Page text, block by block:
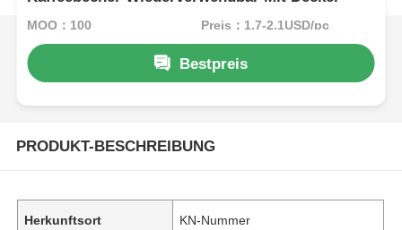
MOQ：100 Preis：1.7-2.1USD/pc
Bestpreis
PRODUKT-BESCHREIBUNG
Herkunftsort KN-Nummer